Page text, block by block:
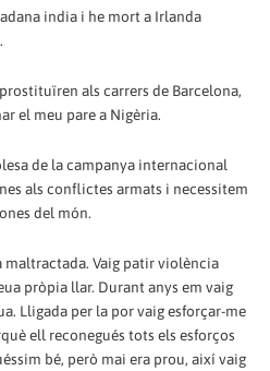
india i he mort a Irlanda
als carrers de Barcelona,
el meu pare a Nigèria.
de la campanya internacional
als conflictes armats i necessitem
del món.
maltractada. Vaig patir violència
pròpia llar. Durant anys em vaig
Lligada per la por vaig esforçar-me
ell reconegués tots els esforços
bé, però mai era prou, així vaig